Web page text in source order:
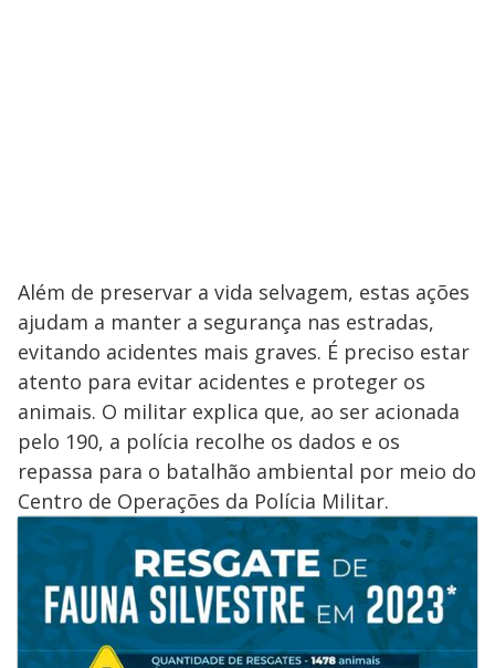
Além de preservar a vida selvagem, estas ações
ajudam a manter a segurança nas estradas,
evitando acidentes mais graves. É preciso estar
atento para evitar acidentes e proteger os
animais. O militar explica que, ao ser acionada
pelo 190, a polícia recolhe os dados e os
repassa para o batalhão ambiental por meio do
Centro de Operações da Polícia Militar.